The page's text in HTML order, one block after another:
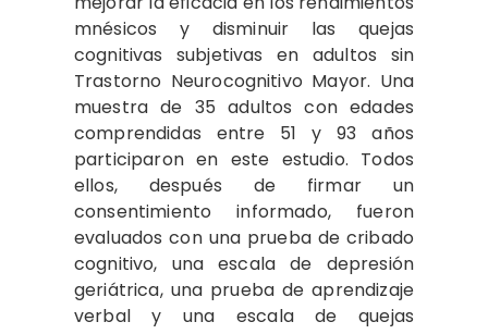
mnésicos y disminuir las quejas
cognitivas subjetivas en adultos sin
Trastorno Neurocognitivo Mayor. Una
muestra de 35 adultos con edades
comprendidas entre 51 y 93 años
participaron en este estudio. Todos
ellos, después de firmar un
consentimiento informado, fueron
evaluados con una prueba de cribado
cognitivo, una escala de depresión
geriátrica, una prueba de aprendizaje
verbal y una escala de quejas